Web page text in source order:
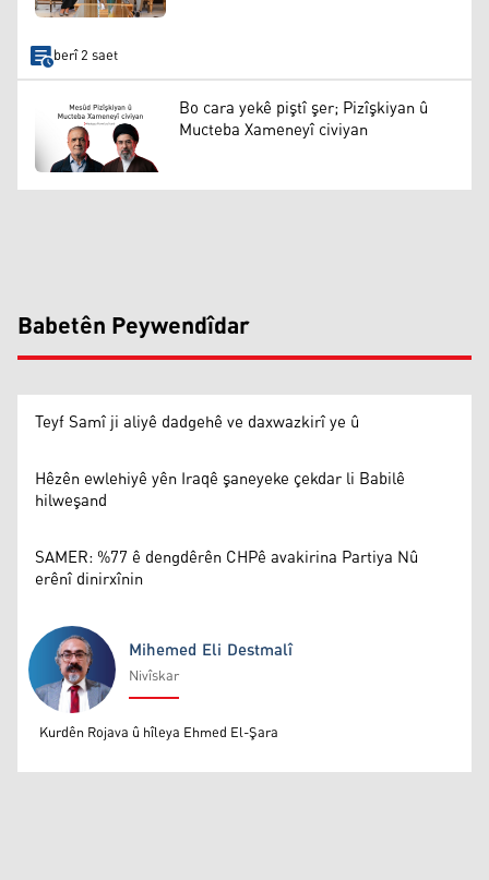
berî 2 saet
Bo cara yekê piştî şer; Pizîşkiyan û
Mucteba Xameneyî civiyan
Babetên Peywendîdar
Teyf Samî ji aliyê dadgehê ve daxwazkirî ye û
Hêzên ewlehiyê yên Iraqê şaneyeke çekdar li Babilê
hilweşand
SAMER: %77 ê dengdêrên CHPê avakirina Partiya Nû
erênî dinirxînin
Mihemed Eli Destmalî
Mihemed Eli Destmalî
Nivîskar
Kurdên Rojava û hîleya Ehmed El-Şara